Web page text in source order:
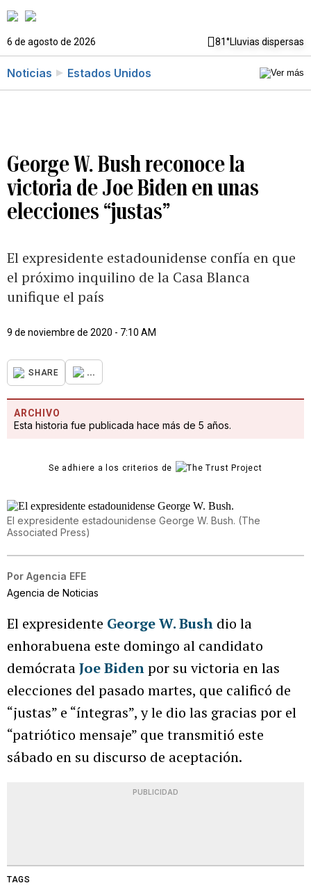
6 de agosto de 2026 81°Lluvias dispersas
Noticias Estados Unidos
George W. Bush reconoce la
victoria de Joe Biden en unas
elecciones “justas”
El expresidente estadounidense confía en que
el próximo inquilino de la Casa Blanca
unifique el país
9 de noviembre de 2020 - 7:10 AM
SHARE ...
ARCHIVO
Esta historia fue publicada hace más de 5 años.
Se adhiere a los criterios de
El expresidente estadounidense George W. Bush. (The
Associated Press)
Por Agencia EFE
Agencia de Noticias
El expresidente George W. Bush dio la
enhorabuena este domingo al candidato
demócrataJoe Bidenpor su victoria en las
elecciones del pasado martes, que calificó de
“justas” e “íntegras”, y le dio las gracias por el
“patriótico mensaje” que transmitió este
sábado en su discurso de aceptación.
PUBLICIDAD
TAGS